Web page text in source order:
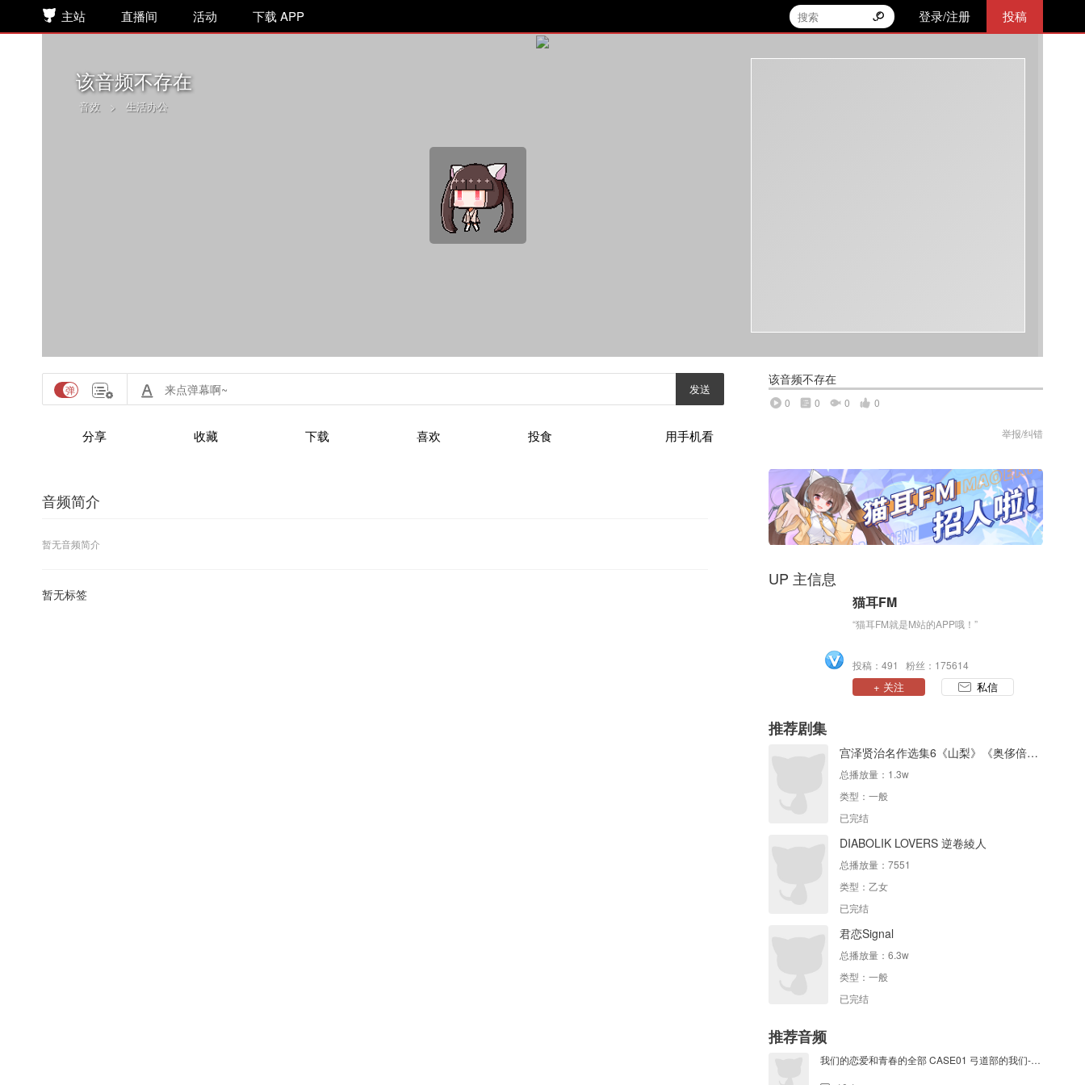
主站 直播间 活动 下载 APP 登录/注册 投稿
该音频不存在
音效 > 生活办公
发送
分享 收藏 下载 喜欢 投食 用手机看
该音频不存在
0 0 0 0
举报/纠错
音频简介
暂无音频简介
暂无标签
UP 主信息
猫耳FM
“猫耳FM就是M站的APP哦！”
投稿：491 粉丝：175614
+ 关注 私信
推荐剧集
宫泽贤治名作选集6《山梨》《奥侈倍尔与大象》《过雪地》
总播放量： 1.3w
类型： 一般
已完结
DIABOLIK LOVERS 逆卷綾人
总播放量： 7551
类型： 乙女
已完结
君恋Signal
总播放量： 6.3w
类型： 一般
已完结
推荐音频
我们的恋爱和青春的全部 CASE01 弓道部的我们-01